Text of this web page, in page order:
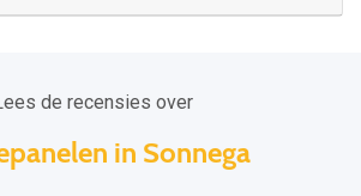
de recensies over
in Sonnega